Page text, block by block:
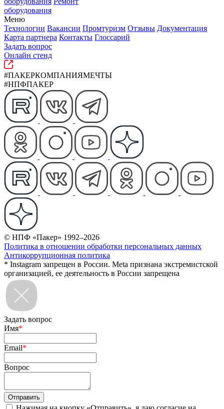
оборудования
Меню
Технологии Вакансии Промтуризм Отзывы Документация
Карта партнера Контакты Глоссарий
Задать вопрос
Онлайн стенд
#ПАКЕРКОМПАНИЯМЕЧТЫ
#НПФПАКЕР
© НПФ «Пакер» 1992–2026
Политика в отношении обработки персональных данных
Антикоррупционная политика
* Instagram запрещен в России. Meta признана экстремистской
организацией, ее деятельность в России запрещена
Задать вопрос
Имя*
Email*
Вопрос